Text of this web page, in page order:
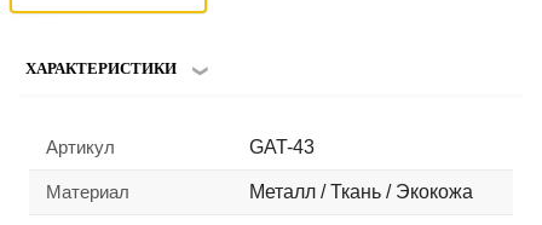
ХАРАКТЕРИСТИКИ
Артикул GAT-43
Материал Металл / Ткань / Экокожа